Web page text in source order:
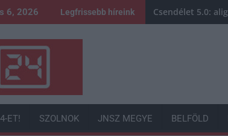
6, 2026 Legfrissebb híreink Csendélet 5.0:
ET! SZOLNOK JNSZ MEGYE BELFÖLD